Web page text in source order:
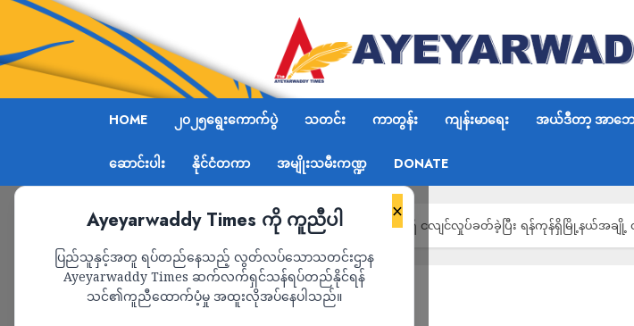
HOME ၂၀၂၅ရွေးကောက်ပွဲ သတင်း ကာတွန်း ကျန်းမာရေး အယ်ဒီတာ့ အာဘ
ဆောင်းပါး နိုင်ငံတကာ အမျိုးသမီးကဏ္ဍ DONATE
×
Ayeyarwaddy Times ကို ကူညီပါ
ပြည်သူနှင့်အတူ ရပ်တည်နေသည့် လွတ်လပ်သောသတင်းဌာန
Ayeyarwaddy Times ဆက်လက်ရှင်သန်ရပ်တည်နိုင်ရန်
သင်၏ကူညီထောက်ပံ့မှု အထူးလိုအပ်နေပါသည်။
Home တွံတေးမြို့အနီးဗဟိုပြုပြီး အင်းအားအနည်းငယ်ရှိ ငလျင်လှုပ်ခတ်ခဲ့ပြီး ရန်ကုန်ရှိမြို့နယ်အခ
သတင်း